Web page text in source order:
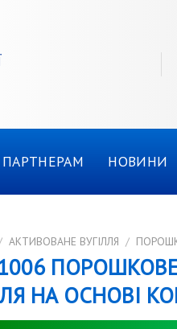
ПАРТНЕРАМ НОВИНИ
АКТИВОВАНЕ ВУГІЛЛЯ /
НА ОСНОВІ